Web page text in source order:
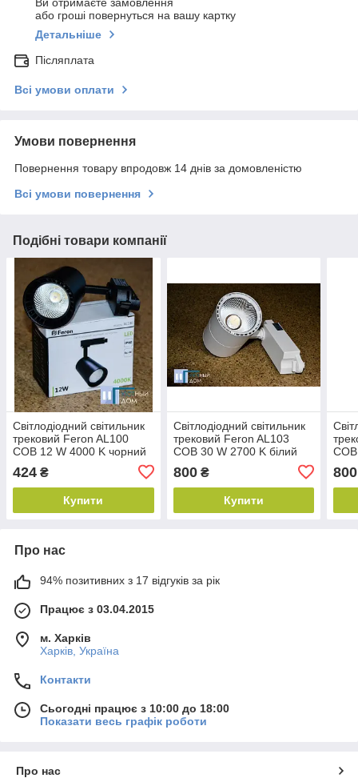
або гроші повернуться на вашу картку
Детальніше
Післяплата
Всі умови оплати
Умови повернення
Повернення товару впродовж 14 днів за домовленістю
Всі умови повернення
Подібні товари компанії
Світлодіодний світильник
трековий Feron AL100
COB 12 W 4000 K чорний
424 ₴
Купити
Світлодіодний світильник
трековий Feron AL103
COB 30 W 2700 K білий
800₴
Купити
800
Про нас
94% позитивних з 17 відгуків за рік
Працює з 03.04.2015
м. Харків
Харків, Україна
Контакти
Сьогодні працює з 10:00 до 18:00
Показати весь графік роботи
Про нас